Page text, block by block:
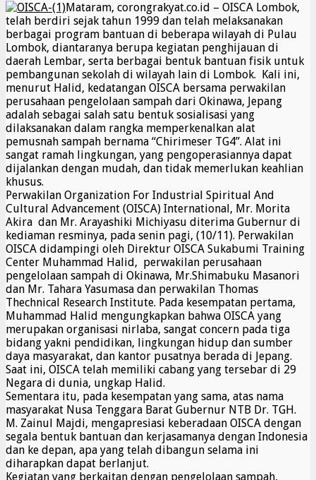
Mataram, corongrakyat.co.id – OISCA Lombok,
telah berdiri sejak tahun 1999 dan telah melaksanakan
berbagai program bantuan di beberapa wilayah di Pulau
Lombok, diantaranya berupa kegiatan penghijauan di
daerah Lembar, serta berbagai bentuk bantuan fisik untuk
pembangunan sekolah di wilayah lain di Lombok. Kali ini,
menurut Halid, kedatangan OISCA bersama perwakilan
perusahaan pengelolaan sampah dari Okinawa, Jepang
adalah sebagai salah satu bentuk sosialisasi yang
dilaksanakan dalam rangka memperkenalkan alat
pemusnah sampah bernama “Chirimeser TG4”. Alat ini
sangat ramah lingkungan, yang pengoperasiannya dapat
dijalankan dengan mudah, dan tidak memerlukan keahlian
khusus.
Perwakilan Organization For Industrial Spiritual And
Cultural Advancement (OISCA) International, Mr. Morita
Akira dan Mr. Arayashiki Michiyasu diterima Gubernur di
kediaman resminya, pada senin pagi, (10/11). Perwakilan
OISCA didampingi oleh Direktur OISCA Sukabumi Training
Center Muhammad Halid, perwakilan perusahaan
pengelolaan sampah di Okinawa, Mr.Shimabuku Masanori
dan Mr. Tahara Yasumasa dan perwakilan Thomas
Thechnical Research Institute. Pada kesempatan pertama,
Muhammad Halid mengungkapkan bahwa OISCA yang
merupakan organisasi nirlaba, sangat concern pada tiga
bidang yakni pendidikan, lingkungan hidup dan sumber
daya masyarakat, dan kantor pusatnya berada di Jepang.
Saat ini, OISCA telah memiliki cabang yang tersebar di 29
Negara di dunia, ungkap Halid.
Sementara itu, pada kesempatan yang sama, atas nama
masyarakat Nusa Tenggara Barat Gubernur NTB Dr. TGH.
M. Zainul Majdi, mengapresiasi keberadaan OISCA dengan
segala bentuk bantuan dan kerjasamanya dengan Indonesia
dan ke depan, apa yang telah dibangun selama ini
diharapkan dapat berlanjut.
Kegiatan yang berkaitan dengan pengelolaan sampah,